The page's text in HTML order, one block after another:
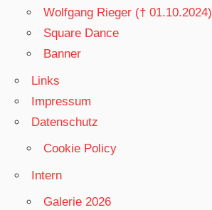
Wolfgang Rieger († 01.10.2024)
Square Dance
Banner
Links
Impressum
Datenschutz
Cookie Policy
Intern
Galerie 2026